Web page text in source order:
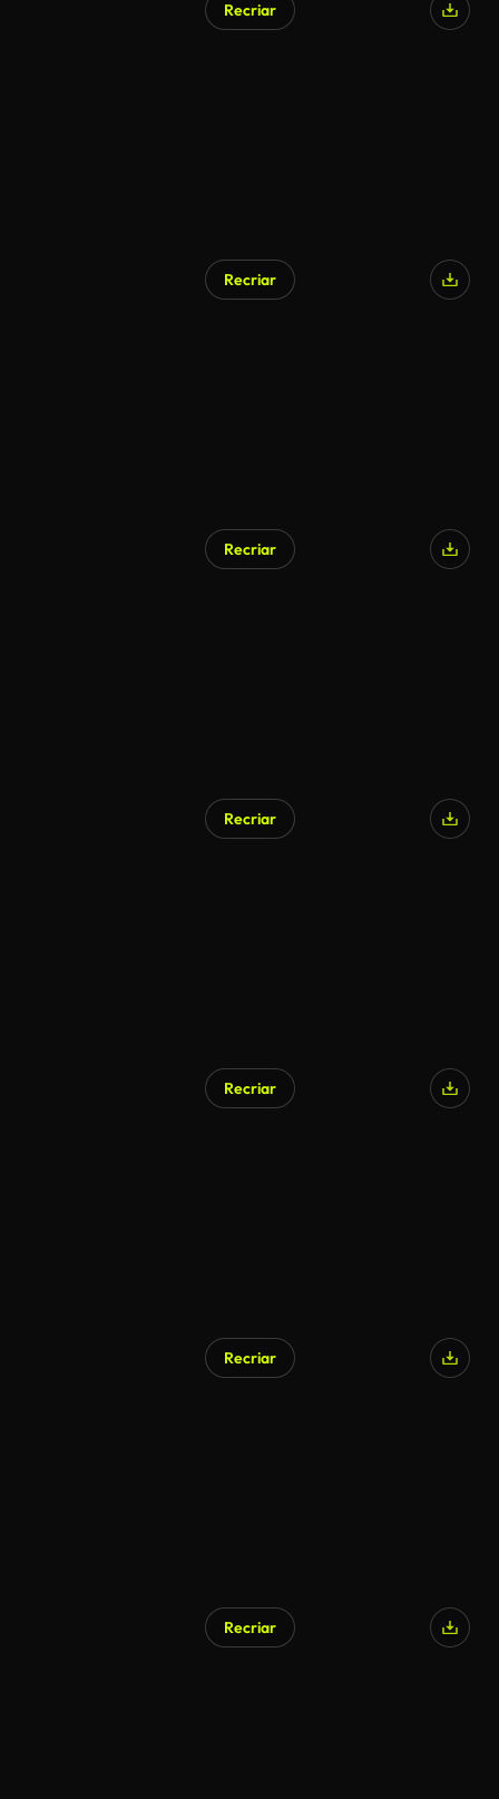
Recriar
Recriar
Recriar
Recriar
Recriar
Recriar
Recriar